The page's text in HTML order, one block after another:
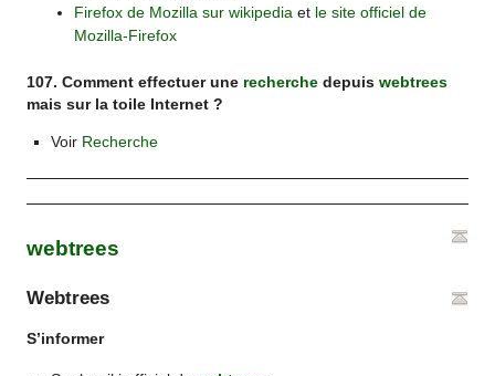
Firefox de Mozilla sur wikipedia et le site officiel de
Mozilla-Firefox
107. Comment effectuer une recherche depuiswebtrees
mais sur la toile Internet ?
Voir Recherche
webtrees
Webtrees
S’informer